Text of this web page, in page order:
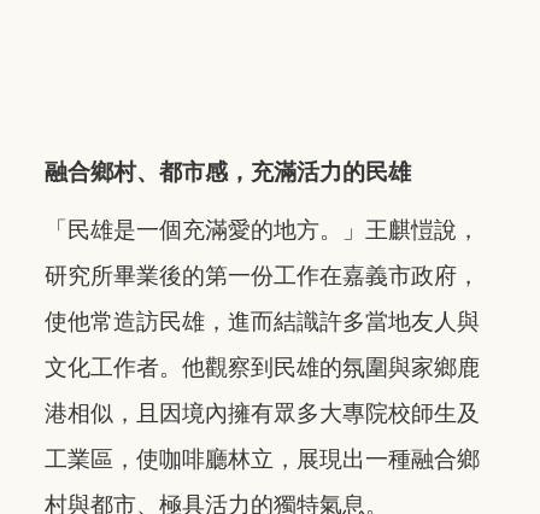
融合鄉村、都市感，充滿活力的民雄
「民雄是一個充滿愛的地方。」王麒愷說，
研究所畢業後的第一份工作在嘉義市政府，
使他常造訪民雄，進而結識許多當地友人與
文化工作者。他觀察到民雄的氛圍與家鄉鹿
港相似，且因境內擁有眾多大專院校師生及
工業區，使咖啡廳林立，展現出一種融合鄉
村與都市、極具活力的獨特氣息。